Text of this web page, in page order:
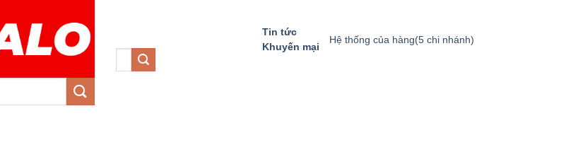
Tin tức
Khuyến mại
Hệ thống của hàng(5 chi nhánh)